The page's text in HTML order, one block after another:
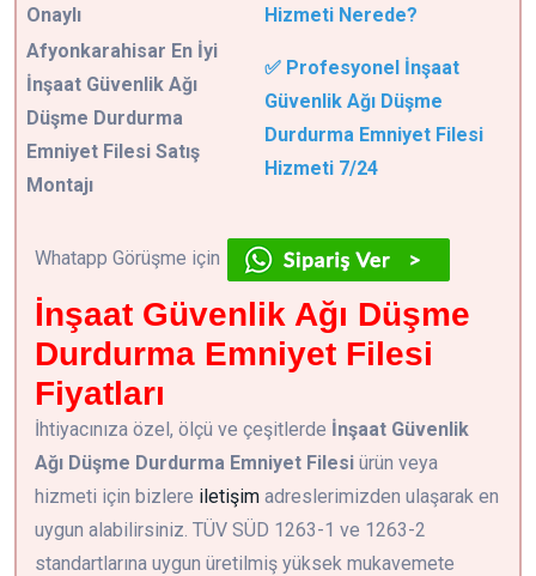
Onaylı
Hizmeti Nerede?
Afyonkarahisar En İyi
İnşaat Güvenlik Ağı
Düşme Durdurma
Emniyet Filesi Satış
Montajı
✅ Profesyonel İnşaat
Güvenlik Ağı Düşme
Durdurma Emniyet Filesi
Hizmeti 7/24
Whatapp Görüşme için
İnşaat Güvenlik Ağı Düşme
Durdurma Emniyet Filesi
Fiyatları
İhtiyacınıza özel, ölçü ve çeşitlerde İnşaat Güvenlik
Ağı Düşme Durdurma Emniyet Filesi ürün veya
hizmeti için bizlere iletişim adreslerimizden ulaşarak en
uygun alabilirsiniz. TÜV SÜD 1263-1 ve 1263-2
standartlarına uygun üretilmiş yüksek mukavemete